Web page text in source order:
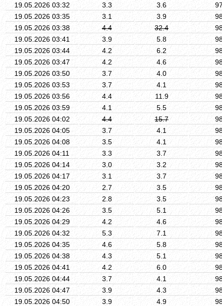
19.05.2026 03:32
3.3 3.6
19.05.2026 03:35
3.1 3.9
19.05.2026 03:38
4.4 32.4
19.05.2026 03:41
3.9 5.8
19.05.2026 03:44
4.2 6.2
19.05.2026 03:47
4.2 4.6
19.05.2026 03:50
3.7 4.0
19.05.2026 03:53
3.7 4.1
19.05.2026 03:56
4.4 11.9
19.05.2026 03:59
4.1 5.5
19.05.2026 04:02
4.4 15.7
19.05.2026 04:05
3.7 4.1
19.05.2026 04:08
3.5 4.1
19.05.2026 04:11
3.3 3.7
19.05.2026 04:14
3.0 3.2
19.05.2026 04:17
3.1 3.7
19.05.2026 04:20
2.7 3.5
19.05.2026 04:23
2.8 3.5
19.05.2026 04:26
3.5 5.1
19.05.2026 04:29
4.2 4.6
19.05.2026 04:32
5.3 7.1
19.05.2026 04:35
4.6 5.8
19.05.2026 04:38
4.3 5.1
19.05.2026 04:41
4.2 6.0
19.05.2026 04:44
3.7 4.1
19.05.2026 04:47
3.9 4.3
19.05.2026 04:50
3.9 4.9